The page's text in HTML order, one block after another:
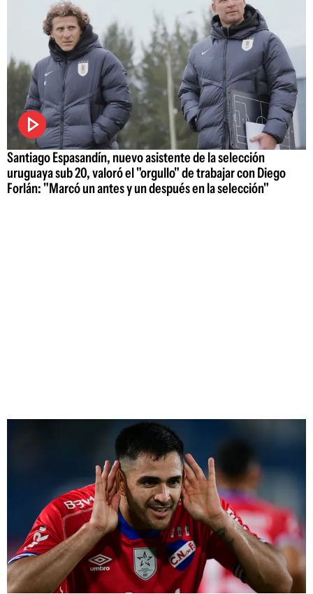
Santiago Espasandín, nuevo asistente de la selección
uruguaya sub 20, valoró el "orgullo" de trabajar con Diego
Forlán: "Marcó un antes y un después en la selección"